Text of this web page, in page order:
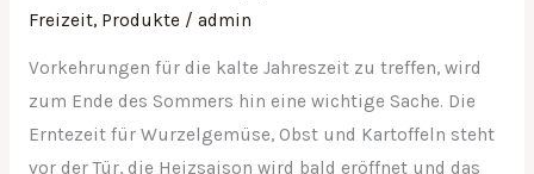
Freizeit, Produkte/ admin
Vorkehrungen für die kalte Jahreszeit zu treffen, wird
zum Ende des Sommers hin eine wichtige Sache. Die
Erntezeit für Wurzelgemüse, Obst und Kartoffeln steht
vor der Tür, die Heizsaison wird bald eröffnet und das